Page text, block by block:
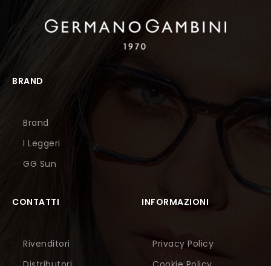
BRAND
Brand
I Leggeri
GG Sun
CONTATTI
Rivenditori
INFORMAZIONI
Privacy Policy